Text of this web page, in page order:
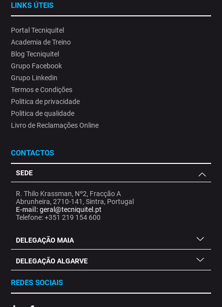
LINKS ÚTEIS
Portal Tecniquitel
Academia de Treino
Blog Tecniquitel
Grupo Facebook
Grupo Linkedin
Termos e Condições
Politica de privacidade
Politica de qualidade
Livro de Reclamações Online
CONTACTOS
SEDE
R. Thilo Krassman, Nº2, Fracção A
Abrunheira, 2710-141, Sintra, Portugal
E-mail: geral@tecniquitel.pt
Telefone: +351 219 154 600
DELEGAÇÃO MAIA
DELEGAÇÃO ALGARVE
REDES SOCIAIS